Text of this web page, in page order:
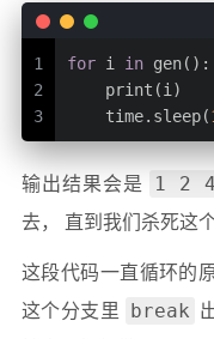
1
2
3
for i in gen():
    print(i)
    time.sleep(
输出结果会是 1 2
去， 直到我们杀死这
这段代码一直循环的
这个分支里 break